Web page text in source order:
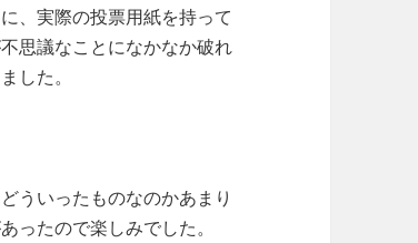
、実際の投票用紙を持って
思議なことになかなか破れ
した。
ういったものなのかあまり
ったので楽しみでした。